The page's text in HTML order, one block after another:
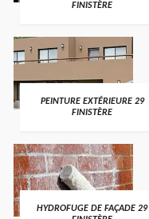
FINISTÈRE
PEINTURE EXTÉRIEURE 29
FINISTÈRE
HYDROFUGE DE FAÇADE 29